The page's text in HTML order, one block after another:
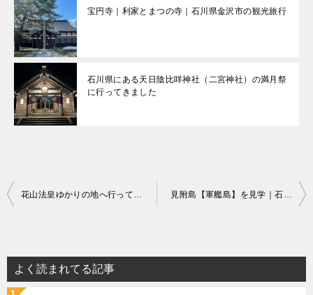
宝円寺｜利家とまつの寺｜石川県金沢市の観光旅行
石川県にある天日陰比咩神社（二宮神社）の満月祭
に行ってきました
投
ビ
ゲ
花山法皇ゆかりの地へ行ってきました｜石川県小松市見附島【軍艦島】を見学｜石川県珠
よく読まれてる記事